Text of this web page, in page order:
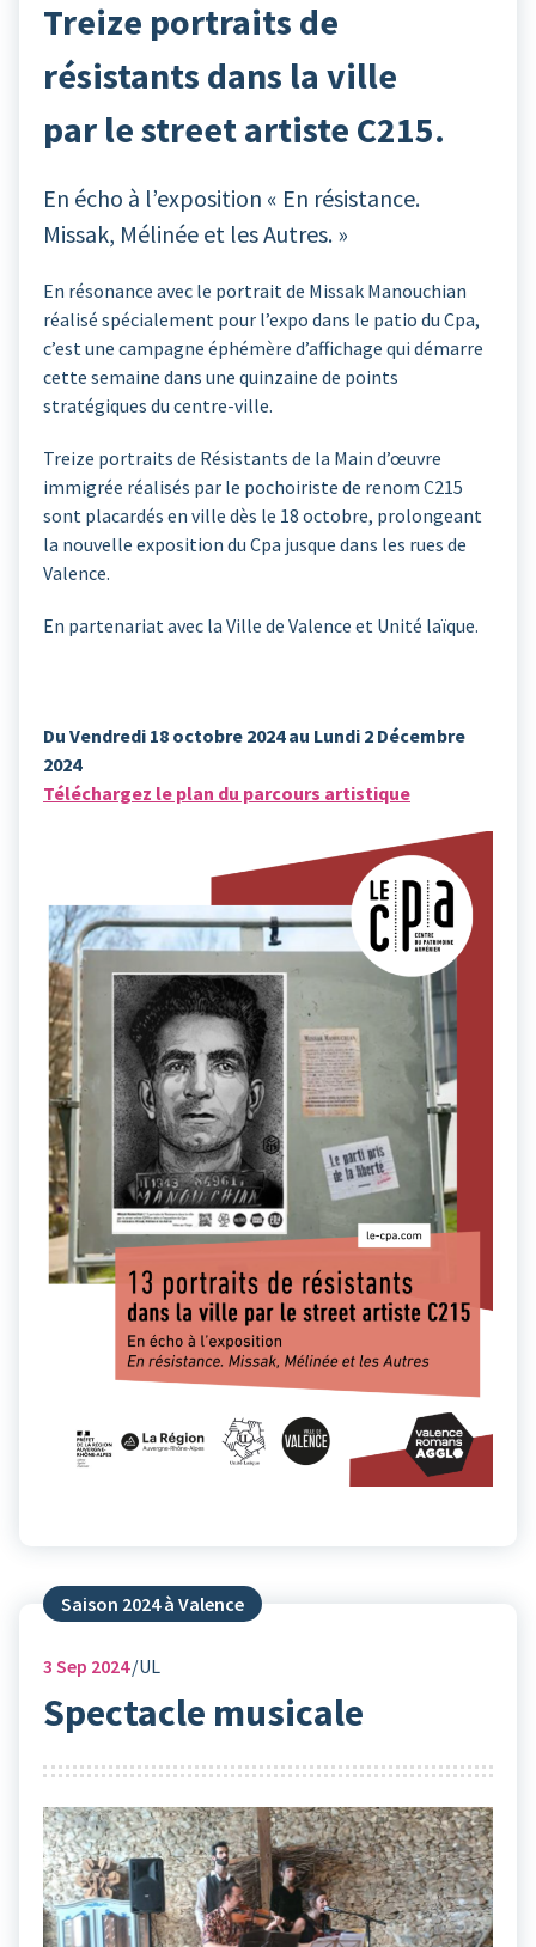
Treize portraits de
résistants dans la ville
par le street artiste C215.
En écho à l’exposition « En résistance.
Missak, Mélinée et les Autres. »
En résonance avec le portrait de Missak Manouchian
réalisé spécialement pour l’expo dans le patio du Cpa,
c’est une campagne éphémère d’affichage qui démarre
cette semaine dans une quinzaine de points
stratégiques du centre-ville.
Treize portraits de Résistants de la Main d’œuvre
immigrée réalisés par le pochoiriste de renom C215
sont placardés en ville dès le 18 octobre, prolongeant
la nouvelle exposition du Cpa jusque dans les rues de
Valence.
En partenariat avec la Ville de Valence et Unité laïque.
Du Vendredi 18 octobre 2024 au Lundi 2 Décembre
2024
Téléchargez le plan du parcours artistique
Saison 2024 à Valence
3 Sep 2024 UL
Spectacle musicale